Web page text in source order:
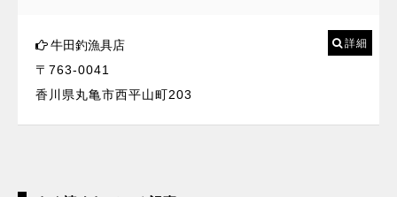
牛田釣漁具店
〒763-0041
香川県丸亀市西平山町203
詳細